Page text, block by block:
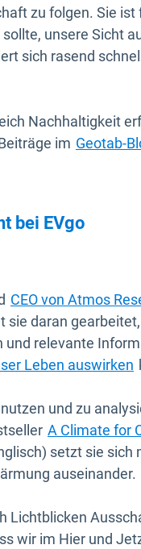
zu folgen. Sie ist
unsere Sicht
sich rasend
Nachhaltigkeit
im Geotab-
bei EVgo
CEO von Atmos
sie daran
relevante
Leben auswirken
und zu
A Climate for
Fenster öffnen
setzt sie sich
auseinander.
Lichtblicken
wir im Hier und